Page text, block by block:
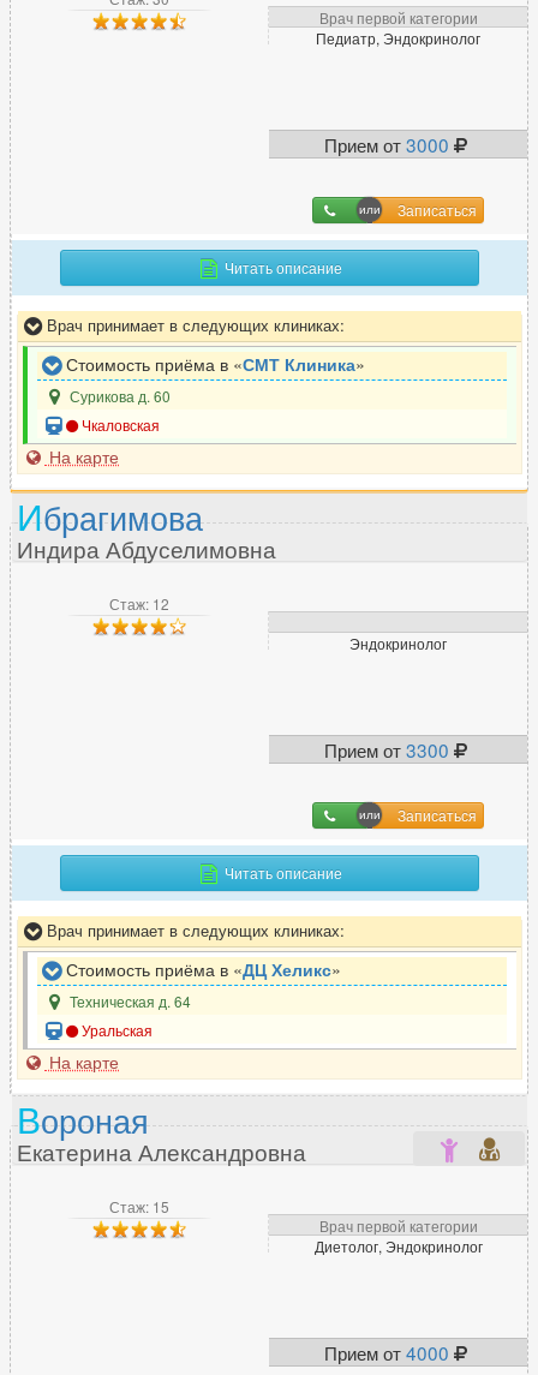
Врач первой категории
Педиатр, Эндокринолог
Прием от3000
Записаться
Читать описание
Врач принимает в следующих клиниках:
Стоимость приёма в «СМТ Клиника»
Сурикова д. 60
Чкаловская
На карте
Стаж: 12
Эндокринолог
Прием от3300
Записаться
Ибрагимова
Индира Абдуселимовна
Читать описание
Врач принимает в следующих клиниках:
Стоимость приёма в «ДЦ Хеликс»
Техническая д. 64
Уральская
На карте
Стаж: 15
Врач первой категории
Диетолог, Эндокринолог
Прием от4000
Вороная
Екатерина Александровна